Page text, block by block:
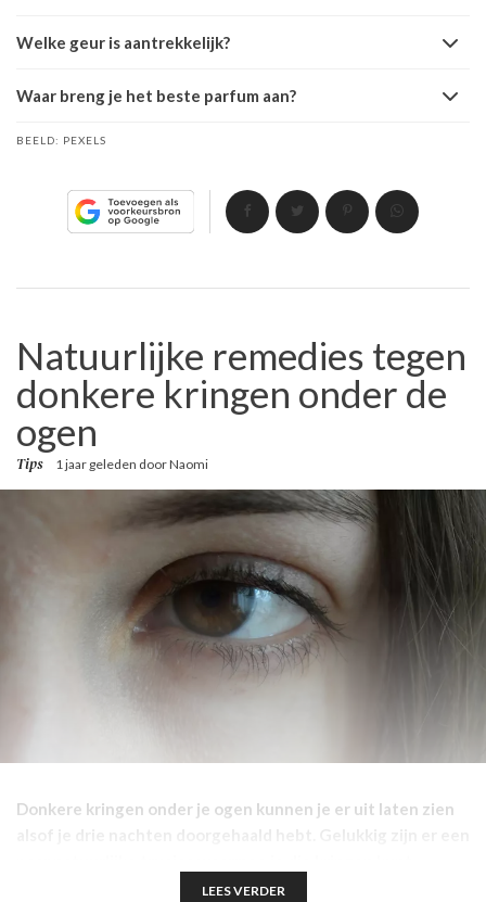
Welke geur is aantrekkelijk?
Waar breng je het beste parfum aan?
BEELD: PEXELS
Natuurlijke remedies tegen
donkere kringen onder de
ogen
Tips 1 jaar geleden doorNaomi
Donkere kringen onder je ogen kunnen je er uit laten zien
verminderen (of zelfs voorkomen!). En nee, daar hoef je
LEES VERDER